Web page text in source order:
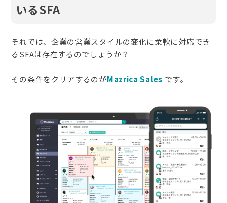
いるSFA
それでは、企業の営業スタイルの変化に柔軟に対応でき
るSFAは存在するのでしょうか？
その条件をクリアするのがMazrica Sales です。